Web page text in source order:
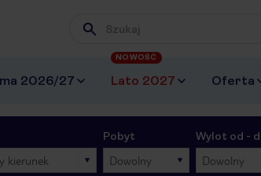
Wpisz frazę, której szukasz
2026/27 Lato 2027
NOWOŚĆ
Oferta
kierunek
Pobyt
Dowolny
Wylot od -
Dowolny